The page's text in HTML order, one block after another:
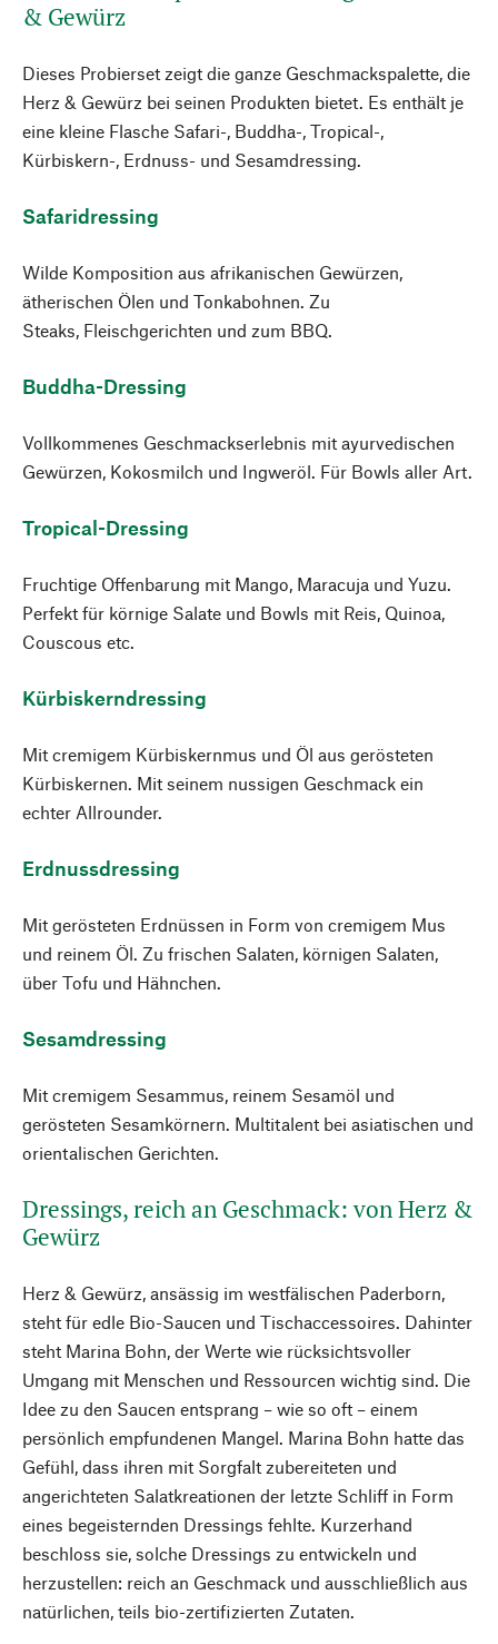
& Gewürz
Dieses Probierset zeigt die ganze Geschmackspalette, die
Herz & Gewürz bei seinen Produkten bietet. Es enthält je
eine kleine Flasche Safari-, Buddha-, Tropical-,
Kürbiskern-, Erdnuss- und Sesamdressing.
Safaridressing
Wilde Komposition aus afrikanischen Gewürzen,
ätherischen Ölen und Tonkabohnen. Zu
Steaks, Fleischgerichten und zum BBQ.
Buddha-Dressing
Vollkommenes Geschmackserlebnis mit ayurvedischen
Gewürzen, Kokosmilch und Ingweröl. Für Bowls aller Art.
Tropical-Dressing
Fruchtige Offenbarung mit Mango, Maracuja und Yuzu.
Perfekt für körnige Salate und Bowls mit Reis, Quinoa,
Couscous etc.
Kürbiskerndressing
Mit cremigem Kürbiskernmus und Öl aus gerösteten
Kürbiskernen. Mit seinem nussigen Geschmack ein
echter Allrounder.
Erdnussdressing
Mit gerösteten Erdnüssen in Form von cremigem Mus
und reinem Öl. Zu frischen Salaten, körnigen Salaten,
über Tofu und Hähnchen.
Sesamdressing
Mit cremigem Sesammus, reinem Sesamöl und
gerösteten Sesamkörnern. Multitalent bei asiatischen und
orientalischen Gerichten.
Dressings, reich an Geschmack: von Herz &
Gewürz
Herz & Gewürz, ansässig im westfälischen Paderborn,
steht für edle Bio-Saucen und Tischaccessoires. Dahinter
steht Marina Bohn, der Werte wie rücksichtsvoller
Umgang mit Menschen und Ressourcen wichtig sind. Die
Idee zu den Saucen entsprang – wie so oft – einem
persönlich empfundenen Mangel. Marina Bohn hatte das
Gefühl, dass ihren mit Sorgfalt zubereiteten und
angerichteten Salatkreationen der letzte Schliff in Form
eines begeisternden Dressings fehlte. Kurzerhand
beschloss sie, solche Dressings zu entwickeln und
herzustellen: reich an Geschmack und ausschließlich aus
natürlichen, teils bio-zertifizierten Zutaten.